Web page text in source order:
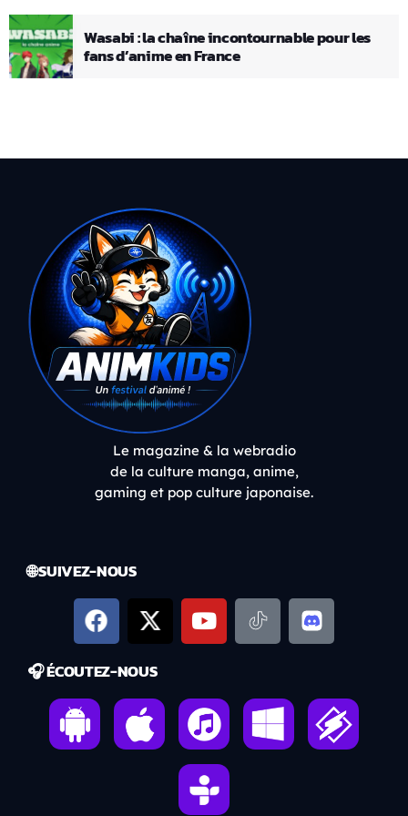
Wasabi : la chaîne incontournable pour les
fans d’anime en France
Le magazine & la webradio
de la culture manga, anime,
gaming et pop culture japonaise.
🌐 SUIVEZ-NOUS
🎧 ÉCOUTEZ-NOUS